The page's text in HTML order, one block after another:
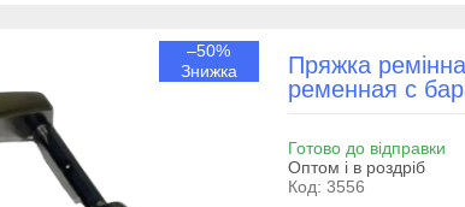
–50%
Пряжка
ременная с
Готово до відправки
Оптом і в роздріб
Код: 3556